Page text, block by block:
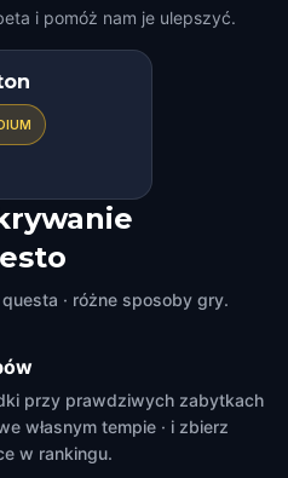
i pomóż nam je ulepszyć.
INTO THE STORY
KIDS' FAVORITE
· różne sposoby gry.
przy prawdziwych zabytkach
własnym tempie · i zbierz
w rankingu.